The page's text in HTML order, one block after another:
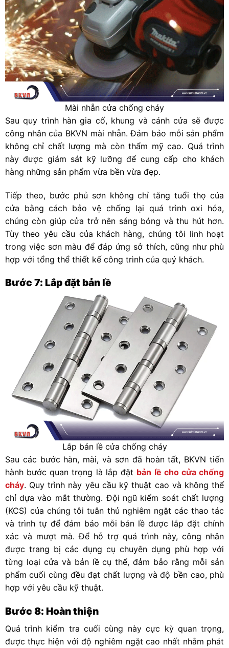
Mài nhẵn cửa chống cháy
Sau quy trình hàn gia cố, khung và cánh cửa sẽ được
công nhân của BKVN mài nhẵn. Đảm bảo mỗi sản phẩm
không chỉ chất lượng mà còn thẩm mỹ cao. Quá trình
này được giám sát kỹ lưỡng để cung cấp cho khách
hàng những sản phẩm vừa bền vừa đẹp.
Tiếp theo, bước phủ sơn không chỉ tăng tuổi thọ của
cửa bằng cách bảo vệ chống lại quá trình oxi hóa,
chúng còn giúp cửa trở nên sáng bóng và thu hút hơn.
Tùy theo yêu cầu của khách hàng, chúng tôi linh hoạt
trong việc sơn màu để đáp ứng sở thích, cũng như phù
hợp với tổng thể thiết kế công trình của quý khách.
Bước 7: Lắp đặt bản lề
Lắp bản lề cửa chống cháy
Sau các bước hàn, mài, và sơn đã hoàn tất, BKVN tiến
hành bước quan trọng là lắp đặt bản lề cho cửa chống
cháy. Quy trình này yêu cầu kỹ thuật cao và không thể
chỉ dựa vào mắt thường. Đội ngũ kiểm soát chất lượng
(KCS) của chúng tôi tuân thủ nghiêm ngặt các thao tác
và trình tự để đảm bảo mỗi bản lề được lắp đặt chính
xác và mượt mà. Để hỗ trợ quá trình này, công nhân
được trang bị các dụng cụ chuyên dụng phù hợp với
từng loại cửa và bản lề cụ thể, đảm bảo rằng mỗi sản
phẩm cuối cùng đều đạt chất lượng và độ bền cao, phù
hợp với yêu cầu kỹ thuật.
Bước 8: Hoàn thiện
Quá trình kiểm tra cuối cùng này cực kỳ quan trọng,
được thực hiện với độ nghiêm ngặt cao nhất nhằm phát